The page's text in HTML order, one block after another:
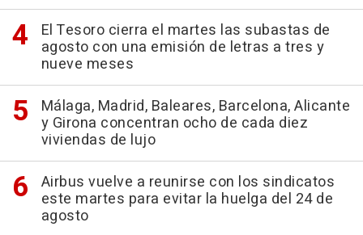
El Tesoro cierra el martes las subastas de
agosto con una emisión de letras a tres y
nueve meses
Málaga, Madrid, Baleares, Barcelona, Alicante
y Girona concentran ocho de cada diez
viviendas de lujo
Airbus vuelve a reunirse con los sindicatos
este martes para evitar la huelga del 24 de
agosto